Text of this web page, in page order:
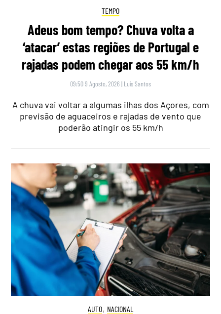
TEMPO
Adeus bom tempo? Chuva volta a
‘atacar’ estas regiões de Portugal e
rajadas podem chegar aos 55 km/h
09:50 9 Agosto, 2026 | Luís Santos
A chuva vai voltar a algumas ilhas dos Açores, com
previsão de aguaceiros e rajadas de vento que
poderão atingir os 55 km/h
AUTO, NACIONAL